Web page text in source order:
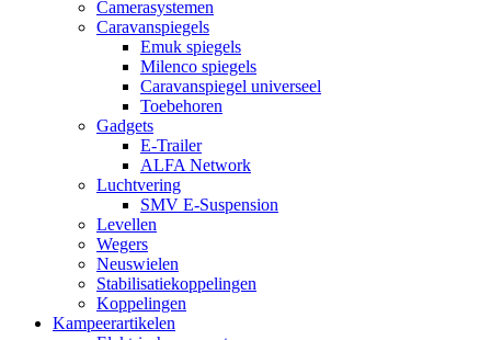
Camerasystemen
Caravanspiegels
Emuk spiegels
Milenco spiegels
Caravanspiegel universeel
Toebehoren
Gadgets
E-Trailer
ALFA Network
Luchtvering
SMV E-Suspension
Levellen
Wegers
Neuswielen
Stabilisatiekoppelingen
Koppelingen
Kampeerartikelen